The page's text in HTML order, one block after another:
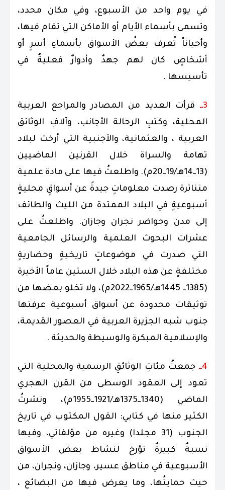
في يوم واحد من الأسبوع، وفي مكان محدد،
وتسمى بأسماء الأيام أو الأماكن التي تقام فيها،
وأحياناً تُعرف بعضُ الأسواق بأسماءِ أسرٍ أو
أشخاصٍ كان لهم جهدٌ وأدوارٌ فعليةٌ في
تأسيسها .
3ــ
قرأت العديد من المصادر والمراجع العربية
المحلية، وكتبِ الرحالة الأجانب، وآلافِ الوثائق
العربية ، والعثمانية، والأجنبية التي أرخت لبلاد
تهامة والسراة خلال القرنين الماضيين
(13ــ14هـ/19ــ20م). واطلعتُ فيها على مادة علمية
متناثرة رصدت معلوماتٍ جيدةً عن أسواقٍ محليةٍ
أسبوعيةٍ في البلاد الممتدة من الليث والطائف
إلى مدن وحواضر نجران وجازان. واطلعتُ على
عشرات البحوث العلمية والرسائل الجامعية
التي صدرت في موضوعاتٍ تاريخيةٍ وحضاريةٍ
مختلفةٍ عن هذه البلاد خلال الستين عاماً الأخيرة
(1385ــ 1445هـ/1965ــ2022م)، ولا تخلو بعضها من
توثيقات محدودة عن أسواق أسبوعية عرفتها
جنوب شبه الجزيرة العربية في العصور القديمة،
والإسلامية المبكرة والوسيطة والحديثة .
4ــ
جمعتُ مئاتِ الوثائقِ الرسمية والمحلية التي
تعود إلى العقود الوسطى من القرن الهجري
الماضي (1340ــ1375هـ/1921ــ1955م)، ونشرتُ
الكثير منها في كتابي: القول المكتوب في تاريخ
الجنوب (31 مجلدا) وغيره من مؤلفاتي، وفيها
نسبةٌ كبيرةٌ تؤرخ لنشاط بعض الأسواق
الأسبوعية في مناطق عسير، وجازان، ونجران، من
حيث حمايتُها، وما يعرض فيها من البضائع ،